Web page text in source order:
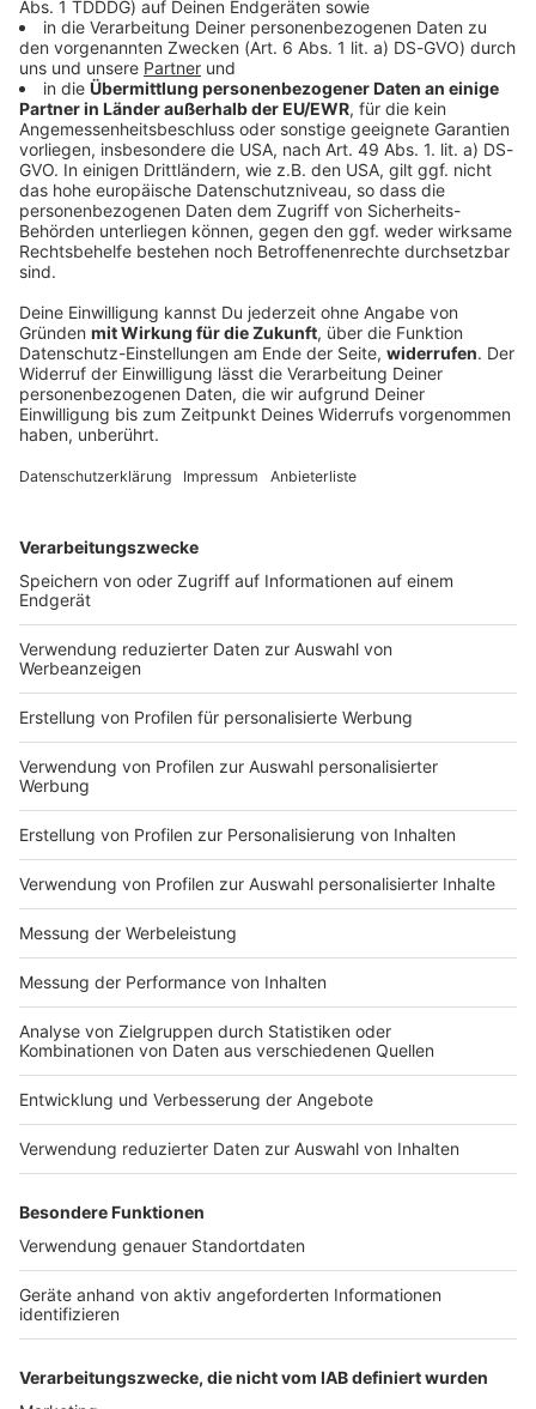
Bayern
100 Tage Krause: Was Münchens OB bislang
bewegt hat
Seit dem 1. Mai ist Dominik Krause Münchner
Oberbürgermeister – als zweitjüngster Amtsinhaber
Bilanz.
DEINE GEMERKTEN ARTIKEL
Du hast dir noch keine Artikel gemerkt
Markiere sie hierfür mit einem
Impressum
Nutzungsbedingungen
Jobs
Presse
Werben
Archiv
ANTENNE BAYERN GROUP
Stiftung ANTENNE BAYERN
hilft
Teilnahmebedingungen
Kontakt
Studio-Hotline
Verkehrs-Hotline
Newsletter